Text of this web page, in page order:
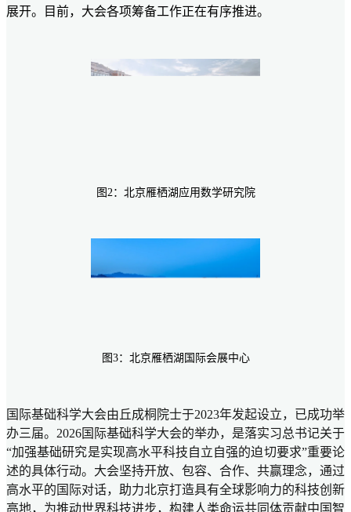
展开。目前，大会各项筹备工作正在有序推进。
图2：北京雁栖湖应用数学研究院
图3：北京雁栖湖国际会展中心
国际基础科学大会由丘成桐院士于2023年发起设立，已成功举
办三届。2026国际基础科学大会的举办，是落实习总书记关于
“加强基础研究是实现高水平科技自立自强的迫切要求”重要论
述的具体行动。大会坚持开放、包容、合作、共赢理念，通过
高水平的国际对话，助力北京打造具有全球影响力的科技创新
高地，为推动世界科技进步，构建人类命运共同体贡献中国智